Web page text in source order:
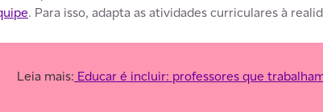
. Para isso, adapta as atividades curriculares à
Leia mais: Educar é incluir: professores que